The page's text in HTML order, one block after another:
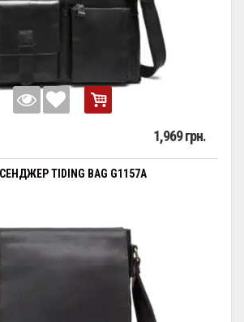
1,969 грн.
TIDING BAG G1157A